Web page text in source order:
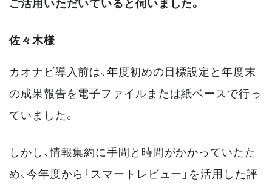
佐々木様
カオナビ導入前は、年度初めの目標設定と年度末
の成果報告を電子ファイルまたは紙ベースで行っ
ていました。
しかし、情報集約に手間と時間がかかっていたた
め、今年度から「スマートレビュー」を活用した評